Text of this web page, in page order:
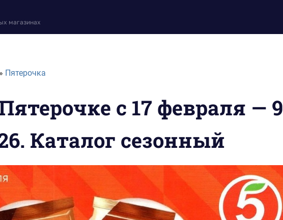
магазинах
» Пятерочка
с 17 февраля — 9
Каталог сезонный